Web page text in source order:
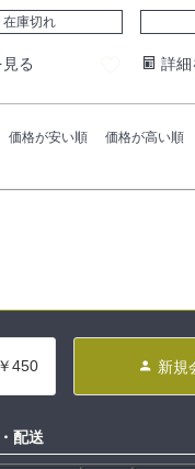
在庫切れ
る 詳細
価格が安い順 価格が高い順
450 新規
配送